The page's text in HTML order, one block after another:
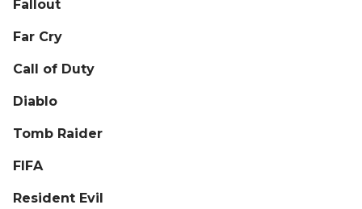
Fallout
Far Cry
Call of Duty
Diablo
Tomb Raider
FIFA
Resident Evil